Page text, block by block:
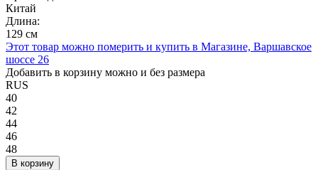
Китай
Длина:
129 см
Этот товар можно померить и купить в Магазине, Варшавское
шоссе 26
Добавить в корзину можно и без размера
RUS
40
42
44
46
48
В корзину